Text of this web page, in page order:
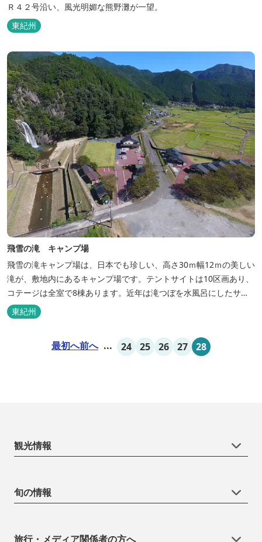
Ｒ４２号沿い、風光明媚な熊野灘が一望。
東紀州
飛雪の滝 キャンプ場
飛雪の滝キャンプ場は、日本でも珍しい、高さ30ｍ幅12ｍの美しい
滝が、敷地内にあるキャンプ場です。テントサイトは10区画あり、
コテージは全室で8棟あります。近年は滝つぼを水風呂にしたサウ
ナが人気です。
東紀州
最初へ前へ ... 24 25 26 27 28
観光情報
旬の情報
旅行・メディア関係者の方へ